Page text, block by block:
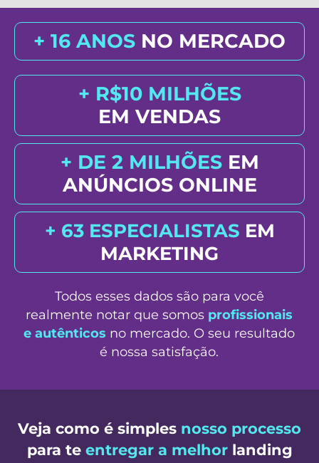
+ 16 ANOS NO MERCADO
+ R$10 MILHÕES
EM VENDAS
+ DE 2 MILHÕES EM
ANÚNCIOS ONLINE
+ 63 ESPECIALISTAS EM
MARKETING
Todos esses dados são para você
realmente notar que somos profissionais
e autênticos no mercado. O seu resultado
é nossa satisfação.
Veja como é simples nosso processo
para te entregar a melhorlanding